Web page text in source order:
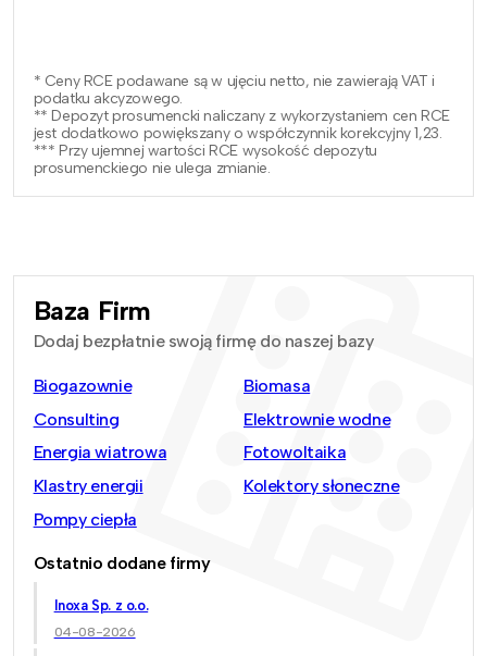
* Ceny RCE podawane są w ujęciu netto, nie zawierają VAT i
podatku akcyzowego.
** Depozyt prosumencki naliczany z wykorzystaniem cen RCE
jest dodatkowo powiększany o współczynnik korekcyjny 1,23.
*** Przy ujemnej wartości RCE wysokość depozytu
prosumenckiego nie ulega zmianie.
Baza Firm
Dodaj bezpłatnie swoją firmę do naszej bazy
Biogazownie
Biomasa
Consulting
Elektrownie wodne
Energia wiatrowa
Fotowoltaika
Klastry energii
Kolektory słoneczne
Pompy ciepła
Ostatnio dodane firmy
Inoxa Sp. z o.o.
04-08-2026